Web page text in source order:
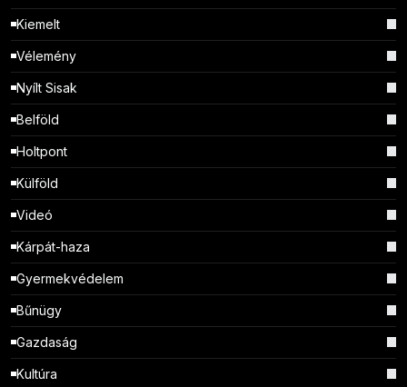
Kiemelt
Vélemény
Nyílt Sisak
Belföld
Holtpont
Külföld
Videó
Kárpát-haza
Gyermekvédelem
Bűnügy
Gazdaság
Kultúra